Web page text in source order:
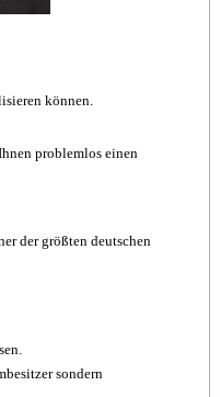
können.
problemlos einen
der größten deutschen
sondern